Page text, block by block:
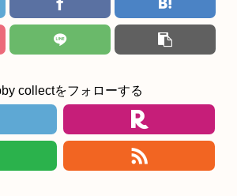
collectをフォローする